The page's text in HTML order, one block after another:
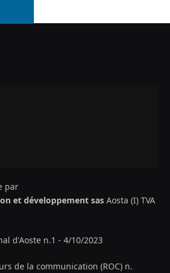
par
et développement sas Aosta (I) TVA
d'Aoste n.1 - 4/10/2023
de la communication (ROC) n.